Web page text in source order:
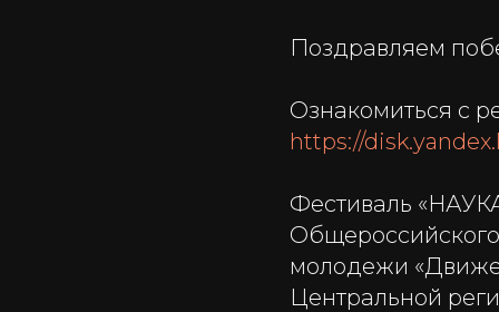
Поздравляем
Ознакомиться с
https://
Фестиваль
молодежи
Центральной